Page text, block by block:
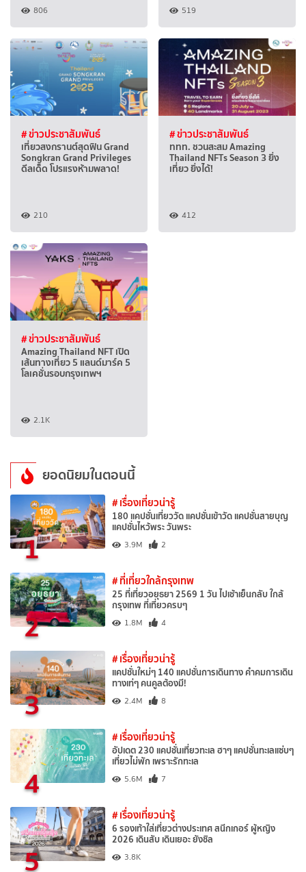
806 519
# ข่าวประชาสัมพันธ์
เที่ยวสงกรานต์สุดฟิน Grand
Songkran Grand Privileges
ดีลเด็ด โปรแรงห้ามพลาด!
210
# ข่าวประชาสัมพันธ์
ททท. ชวนสะสม Amazing
Thailand NFTs Season 3 ยิ่ง
เที่ยว ยิ่งได้!
412
# ข่าวประชาสัมพันธ์
Amazing Thailand NFT เปิด
เส้นทางเที่ยว 5 แลนด์มาร์ค 5
โลเคชั่นรอบกรุงเทพฯ
2.1K
ยอดนิยมในตอนนี้
1
# เรื่องเที่ยวน่ารู้
180 แคปชั่นเที่ยววัด แคปชั่นเข้าวัด แคปชั่นสายบุญ
แคปชั่นไหว้พระ วันพระ
3.9M 2
2
# ที่เที่ยวใกล้กรุงเทพ
25 ที่เที่ยวอยุธยา 2569 1 วัน ไปเช้าเย็นกลับ ใกล้
กรุงเทพ ที่เที่ยวครบๆ
1.8M 4
3
# เรื่องเที่ยวน่ารู้
แคปชั่นใหม่ๆ 140 แคปชั่นการเดินทาง คำคมการเดิน
ทางเท่ๆ คนคูลต้องมี!
2.4M 8
4
# เรื่องเที่ยวน่ารู้
อัปเดต 230 แคปชั่นเที่ยวทะเล ฮาๆ แคปชั่นทะเลแซ่บๆ
เที่ยวไม่พัก เพราะรักทะเล
5.6M 7
5
# เรื่องเที่ยวน่ารู้
6 รองเท้าใส่เที่ยวต่างประเทศ สนีกเกอร์ ผู้หญิง
2026 เดินสับ เดินเยอะ ยังชิล
3.8K